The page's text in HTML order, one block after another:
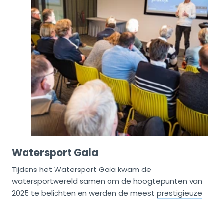
Watersport Gala
Tijdens het Watersport Gala kwam de
watersportwereld samen om de hoogtepunten van
2025 te belichten en werden de meest prestigieuze